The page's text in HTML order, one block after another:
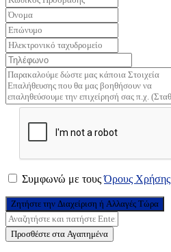
Συμφωνώ με τουςΌρους Χρήσης
Ζητήστε την Διαχείριση ή Αλλαγές Τώρα
Προσθέστε στα Αγαπημένα